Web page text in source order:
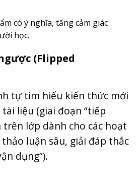
có ý nghĩa, tăng cảm giác
học.
(Flipped
tự tìm hiểu kiến thức mới
liệu (giai đoạn “tiếp
trên lớp dành cho các hoạt
luận sâu, giải đáp thắc
dụng”).